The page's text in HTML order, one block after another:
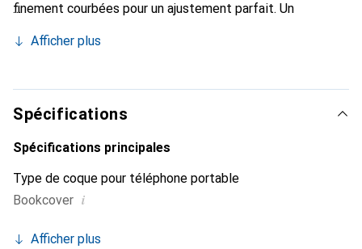
finement courbées pour un ajustement parfait. Un
smartphone. La marque Noreve est reconnue
constitue toujours un excellent choix pour le client
exigeant.
Afficher plus
Spécifications
Spécifications principales
Type de coque pour téléphone portable
Bookcover i
Afficher plus